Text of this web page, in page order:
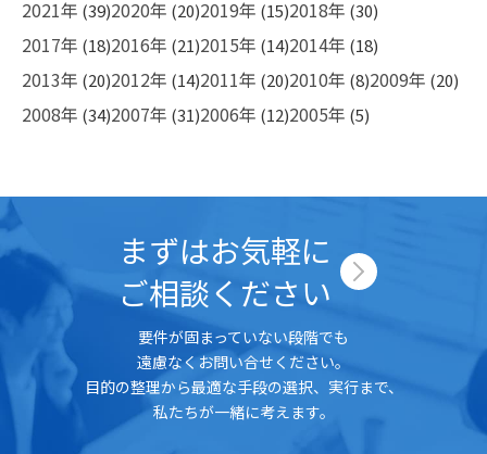
ー
シ
ョ
2021年 (39)2020年 (20)2019年 (15)2018年 (30)
2017年 (18)2016年 (21)2015年 (14)2014年 (18)
2013年 (20)2012年 (14)2011年 (20)2010年 (8)2009年 (20)
2008年 (34)2007年 (31)2006年 (12)2005年 (5)
まずはお気軽に
ご相談ください
要件が固まっていない段階でも
遠慮なくお問い合せください。
目的の整理から最適な手段の選択、実行まで、
私たちが一緒に考えます。